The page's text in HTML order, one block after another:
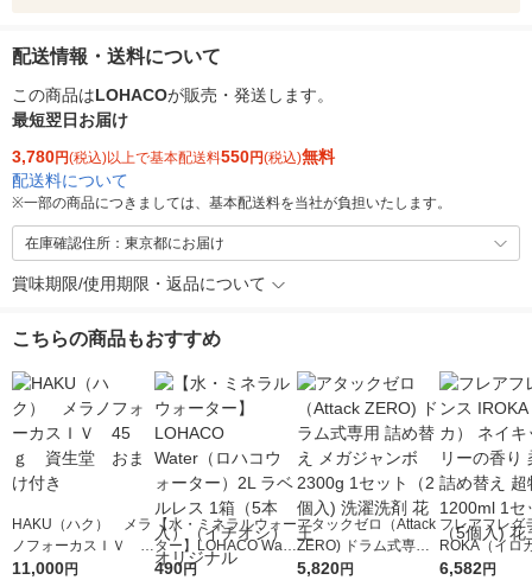
配送情報・送料について
この商品はLOHACOが販売・発送します。
最短翌日お届け
3,780円(税込)以上で基本配送料550円(税込)無料
配送料について
※一部の商品につきましては、基本配送料を当社が負担いたします。
在庫確認住所：東京都にお届け
賞味期限/使用期限・返品について
こちらの商品もおすすめ
HAKU（ハク） メラ
ノフォーカスＩＶ 4
5ｇ 資生堂 おまけ
11,000円
【水・ミネラルウォー
ター】LOHACO Wate
r（ロハコウォータ
490円
アタックゼロ（Attack
ZERO) ドラム式専用
詰め替え メガジャン
5,820円
フレアフレグ
ROKA（イロ
イキッドリリ
6,582円